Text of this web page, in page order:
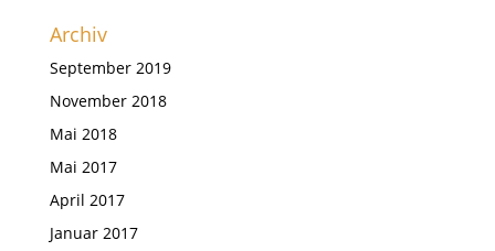
Archiv
September 2019
November 2018
Mai 2018
Mai 2017
April 2017
Januar 2017